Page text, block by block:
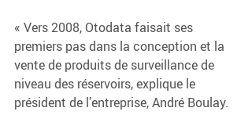
« Vers 2008, Otodata faisait ses
premiers pas dans la conception et la
vente de produits de surveillance de
niveau des réservoirs, explique le
président de l’entreprise, André Boulay.